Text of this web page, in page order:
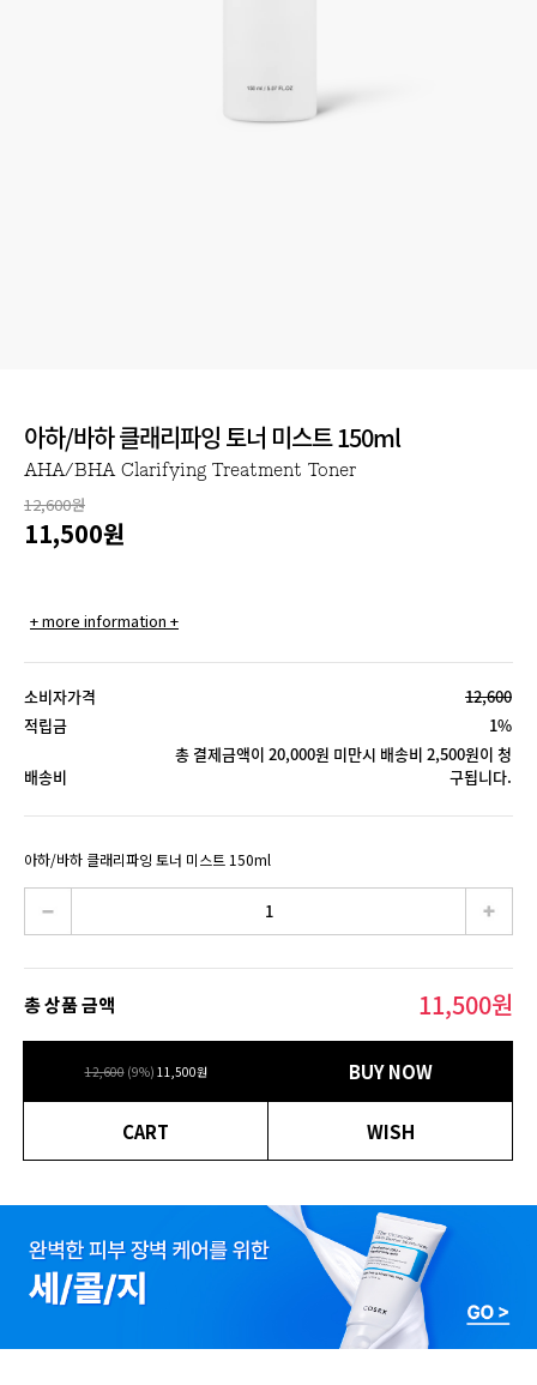
아하/바하 클래리파잉 토너 미스트 150ml
AHA/BHA Clarifying Treatment Toner
12,600원
11,500원
+ more information +
소비자가격
12,600
적립금
1%
배송비
총 결제금액이 20,000원 미만시 배송비 2,500원이 청
구됩니다.
아하/바하 클래리파잉 토너 미스트 150ml
총 상품 금액 11,500원
12,600 (9%) 11,500원 BUY NOW
CART WISH